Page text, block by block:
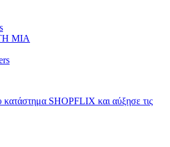
ΜΙΑ
κατάστημα SHOPFLIX και αύξησε τις